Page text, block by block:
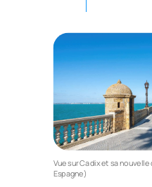
Vue sur Cadix et sa
Espagne)